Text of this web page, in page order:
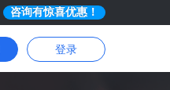
咨询有惊喜优惠！
登录